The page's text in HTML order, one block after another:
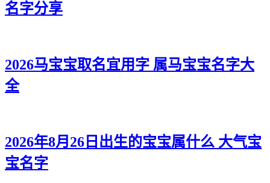
名字分享
2026马宝宝取名宜用字 属马宝宝名字大
全
2026年8月26日出生的宝宝属什么 大气宝
宝名字